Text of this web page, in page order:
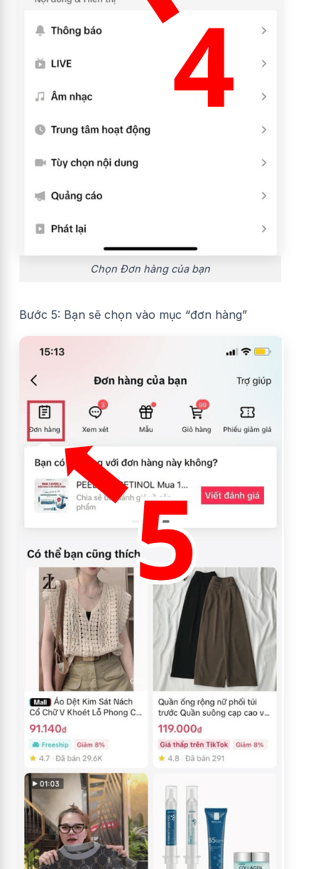
Chọn Đơn hàng của bạn
Bước 5: Bạn sẽ chọn vào mục “đơn hàng”